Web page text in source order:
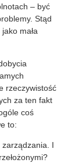
– być
Stąd
mała
rzeczywistość
za ten fakt
coś
to:
zarządzania. I